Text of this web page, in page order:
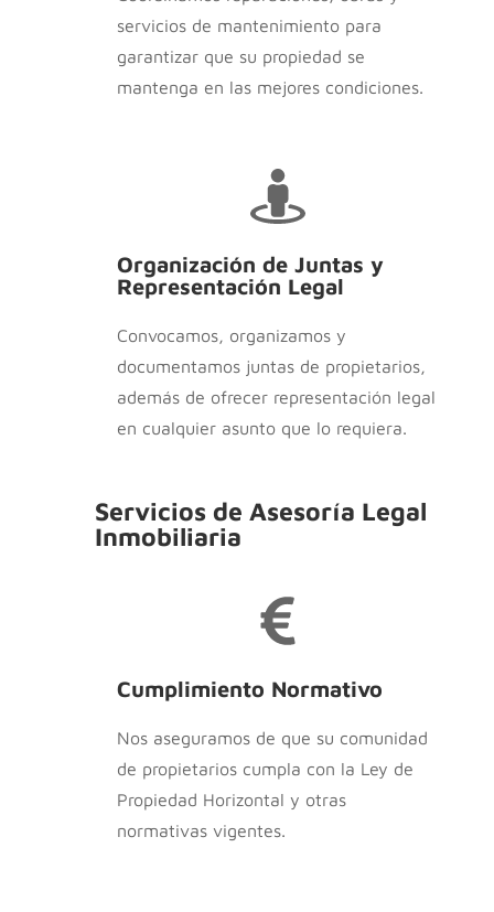
servicios de mantenimiento para
garantizar que su propiedad se
mantenga en las mejores condiciones.
Organización de Juntas y
Representación Legal
Convocamos, organizamos y
documentamos juntas de propietarios,
además de ofrecer representación legal
en cualquier asunto que lo requiera.
Servicios de Asesoría Legal
Inmobiliaria
Cumplimiento Normativo
Nos aseguramos de que su comunidad
de propietarios cumpla con la Ley de
Propiedad Horizontal y otras
normativas vigentes.